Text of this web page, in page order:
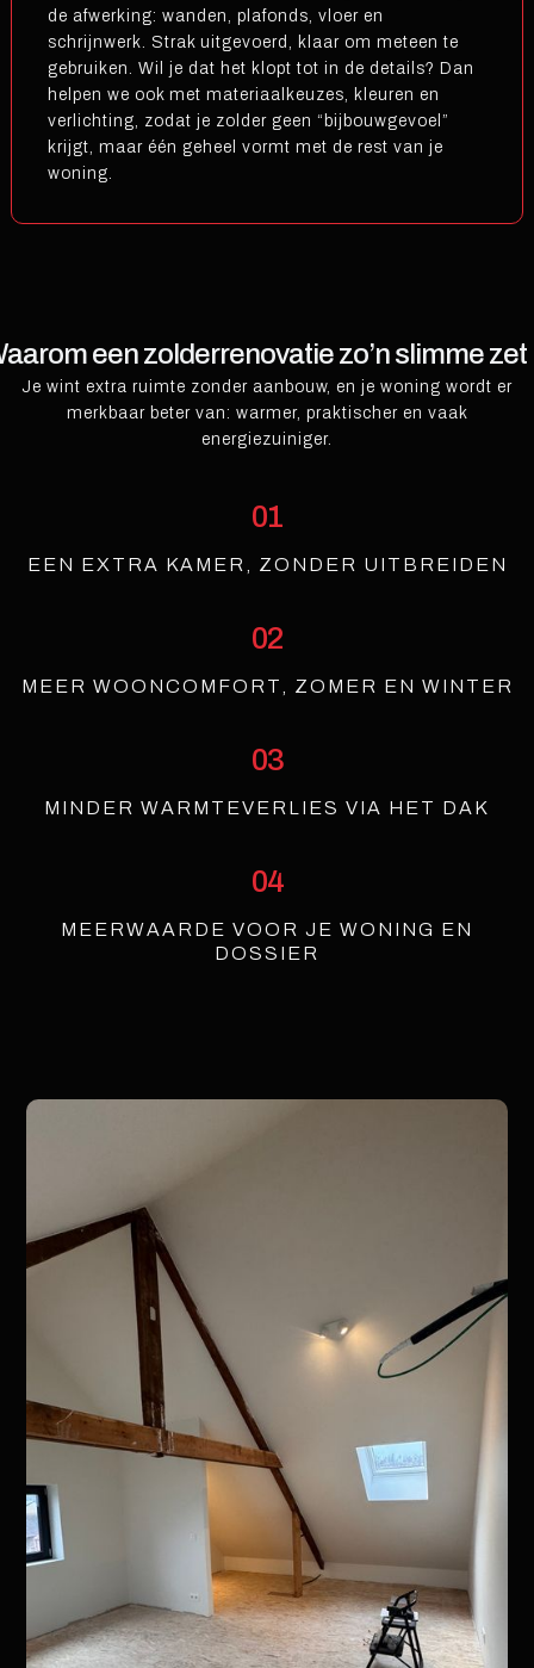
de afwerking: wanden, plafonds, vloer en
schrijnwerk. Strak uitgevoerd, klaar om meteen te
gebruiken. Wil je dat het klopt tot in de details? Dan
helpen we ook met materiaalkeuzes, kleuren en
verlichting, zodat je zolder geen “bijbouwgevoel”
krijgt, maar één geheel vormt met de rest van je
woning.
een zolderrenovatie zo’n slimme zet
Je wint extra ruimte zonder aanbouw, en je woning wordt er
merkbaar beter van: warmer, praktischer en vaak
energiezuiniger.
01
EEN EXTRA KAMER, ZONDER UITBREIDEN
02
MEER WOONCOMFORT, ZOMER EN WINTER
03
MINDER WARMTEVERLIES VIA HET DAK
04
MEERWAARDE VOOR JE WONING EN
DOSSIER